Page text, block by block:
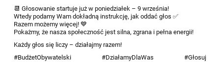
📆 Głosowanie startuje już w poniedziałek – 9 września!
Wtedy podamy Wam dokładną instrukcję, jak oddać głos ✅
Razem możemy więcej! 💙
Pokażmy, że nasza społeczność jest silna, zgrana i pełna energii!
Każdy głos się liczy – działajmy razem!
#BudżetObywatelski #DziałamyDlaWas #Głosuj